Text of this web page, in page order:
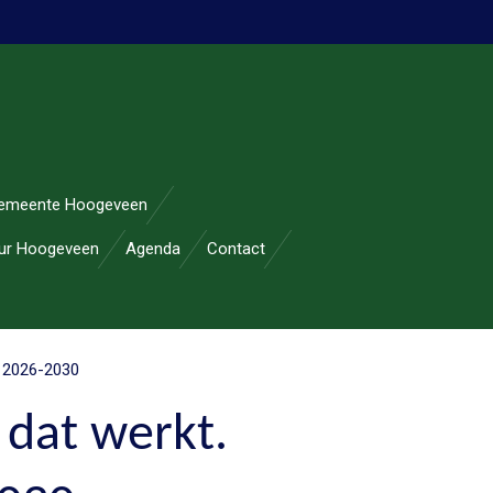
Hoogeveen
Hoogeveen Agenda Contact
2030
dat werkt.